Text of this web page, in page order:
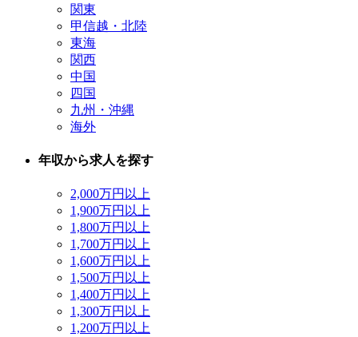
関東
甲信越・北陸
東海
関西
中国
四国
九州・沖縄
海外
年収から求人を探す
2,000万円以上
1,900万円以上
1,800万円以上
1,700万円以上
1,600万円以上
1,500万円以上
1,400万円以上
1,300万円以上
1,200万円以上